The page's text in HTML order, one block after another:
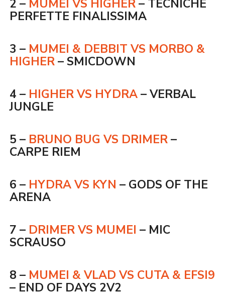
2 – MUMEI VS HIGHER– TECNICHE
PERFETTE FINALISSIMA
3 – MUMEI & DEBBIT VS MORBO &
HIGHER– SMICDOWN
4 – HIGHER VS HYDRA– VERBAL
JUNGLE
5 – BRUNO BUG VS DRIMER–
CARPE RIEM
6 – HYDRA VS KYN – GODS OF THE
ARENA
7 – DRIMER VS MUMEI – MIC
SCRAUSO
8 – MUMEI & VLAD VS CUTA & EFSI9
– END OF DAYS 2V2